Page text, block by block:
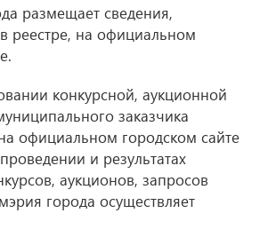
размещает сведения,
реестре, на официальном
конкурсной, аукционной
заказчика
официальном городском сайте
и результатах
аукционов, запросов
города осуществляет